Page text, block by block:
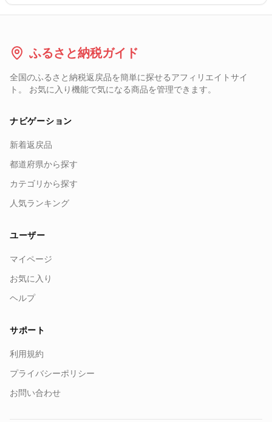
ふるさと納税ガイド
全国のふるさと納税返戻品を簡単に探せるアフィリエイトサイ
ト。 お気に入り機能で気になる商品を管理できます。
ナビゲーション
新着返戻品
都道府県から探す
カテゴリから探す
人気ランキング
ユーザー
マイページ
お気に入り
ヘルプ
サポート
利用規約
プライバシーポリシー
お問い合わせ